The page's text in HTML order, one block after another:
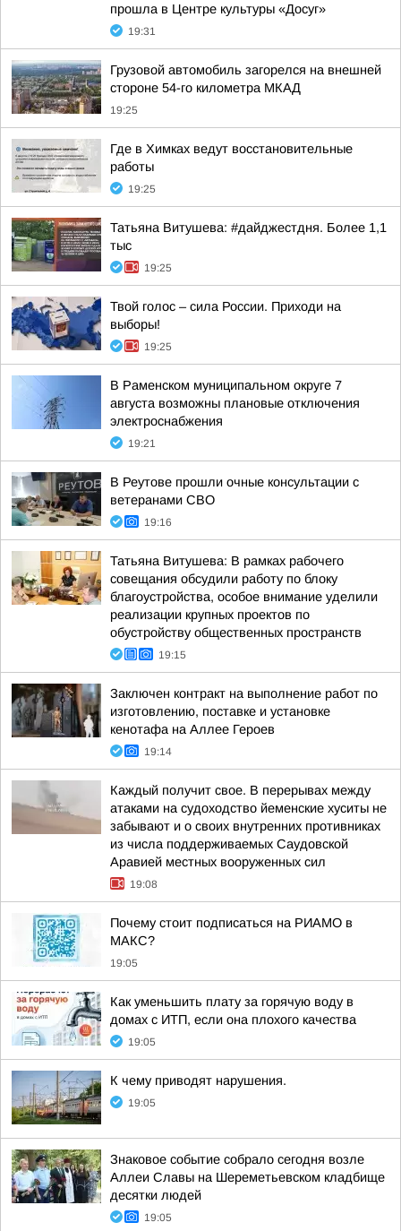
прошла в Центре культуры «Досуг»
19:31
Грузовой автомобиль загорелся на внешней
стороне 54-го километра МКАД
19:25
Где в Химках ведут восстановительные
работы
19:25
Татьяна Витушева: #дайджестдня. Более 1,1
тыс
19:25
Твой голос – сила России. Приходи на
выборы!
19:25
В Раменском муниципальном округе 7
августа возможны плановые отключения
электроснабжения
19:21
В Реутове прошли очные консультации с
ветеранами СВО
19:16
Татьяна Витушева: В рамках рабочего
совещания обсудили работу по блоку
благоустройства, особое внимание уделили
реализации крупных проектов по
обустройству общественных пространств
19:15
Заключен контракт на выполнение работ по
изготовлению, поставке и установке
кенотафа на Аллее Героев
19:14
Каждый получит свое. В перерывах между
атаками на судоходство йеменские хуситы не
забывают и о своих внутренних противниках
из числа поддерживаемых Саудовской
Аравией местных вооруженных сил
19:08
Почему стоит подписаться на РИАМО в
МАКС?
19:05
Как уменьшить плату за горячую воду в
домах с ИТП, если она плохого качества
19:05
К чему приводят нарушения.
19:05
Знаковое событие собрало сегодня возле
Аллеи Славы на Шереметьевском кладбище
десятки людей
19:05